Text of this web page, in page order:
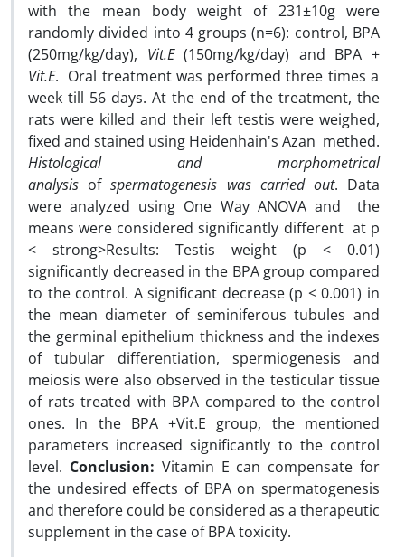
with the mean body weight of 231±10g were
randomly divided into 4 groups (n=6): control, BPA
(250mg/kg/day), Vit.E(150mg/kg/day) and BPA +
Vit.E. Oral treatment was performed three times a
week till 56 days. At the end of the treatment, the
rats were killed and their left testis were weighed,
fixed and stained using Heidenhain's Azan methed.
Histological and morphometrical
analysis ofspermatogenesis was carried out. Data
were analyzed using One Way ANOVA and the
means were considered significantly different at p
< strong>Results: Testis weight (p < 0.01)
significantly decreased in the BPA group compared
to the control. A significant decrease (p < 0.001) in
the mean diameter of seminiferous tubules and
the germinal epithelium thickness and the indexes
of tubular differentiation, spermiogenesis and
meiosis were also observed in the testicular tissue
of rats treated with BPA compared to the control
ones. In the BPA +Vit.E group, the mentioned
parameters increased significantly to the control
level. Conclusion: Vitamin E can compensate for
the undesired effects of BPA on spermatogenesis
and therefore could be considered as a therapeutic
supplement in the case of BPA toxicity.